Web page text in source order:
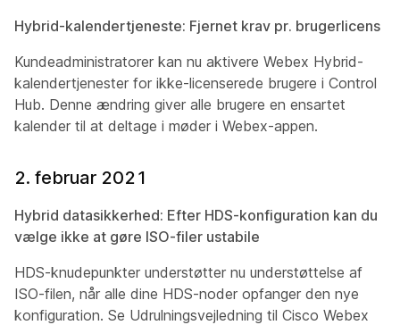
Hybrid-kalendertjeneste: Fjernet krav pr. brugerlicens
Kundeadministratorer kan nu aktivere Webex Hybrid-
kalendertjenester for ikke-licenserede brugere i Control
Hub. Denne ændring giver alle brugere en ensartet
kalender til at deltage i møder i Webex-appen.
2. februar 2021
Hybrid datasikkerhed: Efter HDS-konfiguration kan du
vælge ikke at gøre ISO-filer ustabile
HDS-knudepunkter understøtter nu understøttelse af
ISO-filen, når alle dine HDS-noder opfanger den nye
konfiguration. Se Udrulningsvejledning til Cisco Webex